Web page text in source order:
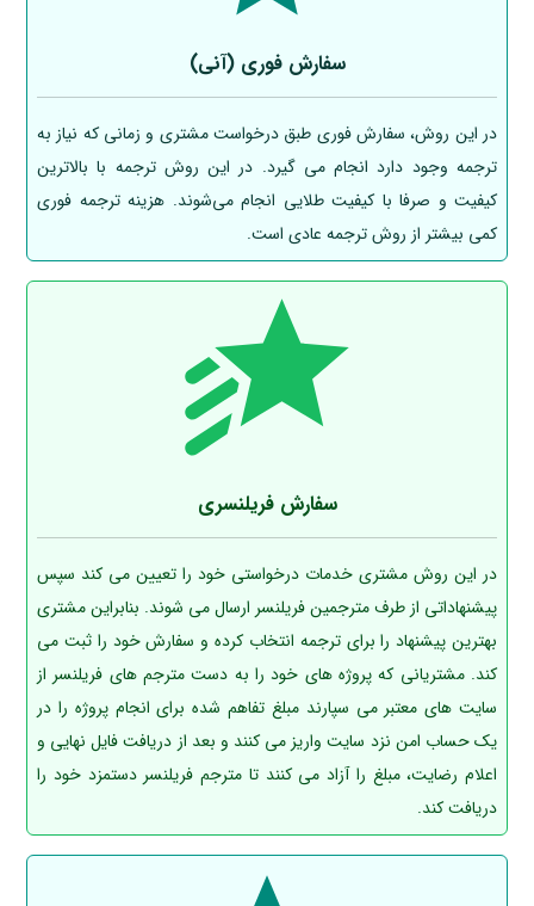
سفارش فوری (آنی)
در این روش، سفارش فوری طبق درخواست مشتری و زمانی که نیاز به
ترجمه وجود دارد انجام می گیرد. در این روش ترجمه‌ با بالاترین
کیفیت و صرفا با کیفیت طلایی انجام می‌شوند. هزینه ترجمه فوری
کمی بیشتر از روش ترجمه عادی است.
سفارش فریلنسری
در این روش مشتری خدمات درخواستی خود را تعیین می کند سپس
پیشنهاداتی از طرف مترجمین فریلنسر ارسال می شوند. بنابراین مشتری
بهترین پیشنهاد را برای ترجمه انتخاب کرده و سفارش خود را ثبت می
کند. مشتریانی که پروژه های خود را به دست مترجم های فریلنسر از
سایت های معتبر می سپارند مبلغ تفاهم شده برای انجام پروژه را در
یک حساب امن نزد سایت واریز می کنند و بعد از دریافت فایل نهایی و
اعلام رضایت، مبلغ را آزاد می کنند تا مترجم فریلنسر دستمزد خود را
دریافت کند.